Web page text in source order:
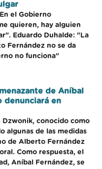
el Gobierno
quieren, hay alguien
Eduardo Duhalde: "La
Fernández no se da
no funciona"
de Aníbal
denunciará en
Dzwonik, conocido como
algunas de las medidas
de Alberto Fernández
Como respuesta, el
Aníbal Fernández, se